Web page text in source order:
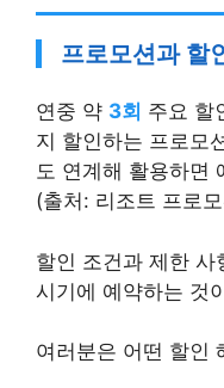
프로모션과 할
연중 약 3회 주요 할
지 할인하는 프로모
도 연계해 활용하면
(출처: 리조트 프로
할인 조건과 제한
시기에 예약하는 것
여러분은 어떤 할인